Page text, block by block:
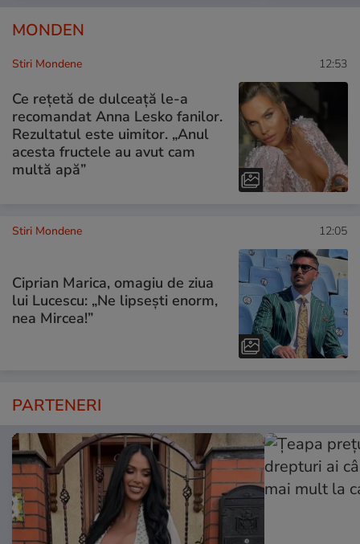
MONDEN
Stiri Mondene 12:53
Ce rețetă de dulceață le-a
recomandat Anna Lesko fanilor.
Rezultatul este uimitor. „Anul
acesta fructele au avut cam
multă apă”
Stiri Mondene 12:05
Ciprian Marica, omagiu de ziua
lui Lucescu: „Ne lipsești enorm,
nea Mircea!”
PARTENERI